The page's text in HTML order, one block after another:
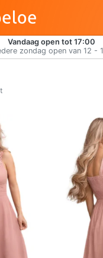
Vandaag open tot 17:00
zondag open van 12 -